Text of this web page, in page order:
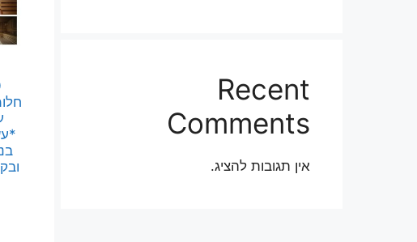
Recent
Comments
אין תגובות להציג.